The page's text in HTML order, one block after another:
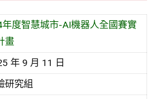
年度智慧城市-AI機器人全國賽實
畫
年 9 月 11 日
研究組